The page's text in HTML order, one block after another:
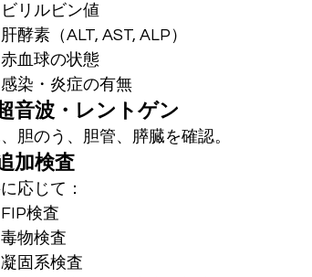
ビリルビン値
肝酵素（ALT, AST, ALP）
赤血球の状態
感染・炎症の有無
音波・レントゲン
胆のう、胆管、膵臓を確認。
加検査
応じて：
FIP検査
毒物検査
凝固系検査